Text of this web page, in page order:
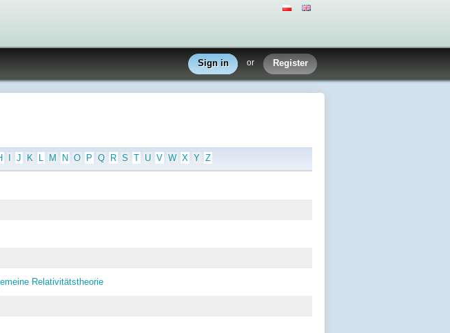
Sign in or Register
J K L M N O P Q R S T U V W X Y Z
Relativitätstheorie